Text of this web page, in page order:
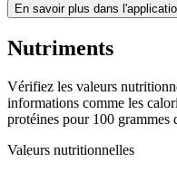
En savoir plus dans
Nutriments
Vérifiez les valeurs
informations comme les
protéines pour 100 grammes
Valeurs nutritionnelles